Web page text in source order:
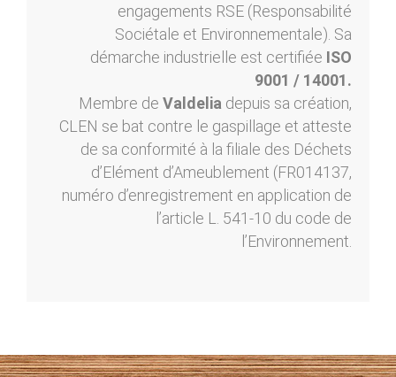
engagements RSE (Responsabilité
Sociétale et Environnementale). Sa
démarche industrielle est certifiée ISO
9001 / 14001.
Membre de Valdelia depuis sa création,
CLEN se bat contre le gaspillage et atteste
de sa conformité à la filiale des Déchets
d’Elément d’Ameublement (FR014137,
numéro d’enregistrement en application de
l’article L. 541-10 du code de
l’Environnement.